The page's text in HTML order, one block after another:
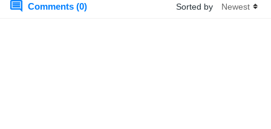
Comments (0) Sorted by